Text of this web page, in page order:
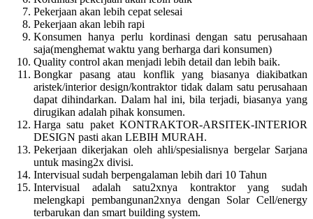
Pekerjaan akan lebih cepat selesai
Pekerjaan akan lebih rapi
Konsumen hanya perlu kordinasi dengan satu perusahaan
saja(menghemat waktu yang berharga dari konsumen)
Quality control akan menjadi lebih detail dan lebih baik.
Bongkar pasang atau konflik yang biasanya diakibatkan
aristek/interior design/kontraktor tidak dalam satu perusahaan
dapat dihindarkan. Dalam hal ini, bila terjadi, biasanya yang
dirugikan adalah pihak konsumen.
Harga satu paket KONTRAKTOR-ARSITEK-INTERIOR
DESIGN pasti akan LEBIH MURAH.
Pekerjaan dikerjakan oleh ahli/spesialisnya bergelar Sarjana
untuk masing2x divisi.
Intervisual sudah berpengalaman lebih dari 10 Tahun
Intervisual adalah satu2xnya kontraktor yang sudah
melengkapi pembangunan2xnya dengan Solar Cell/energy
terbarukan dan smart building system.